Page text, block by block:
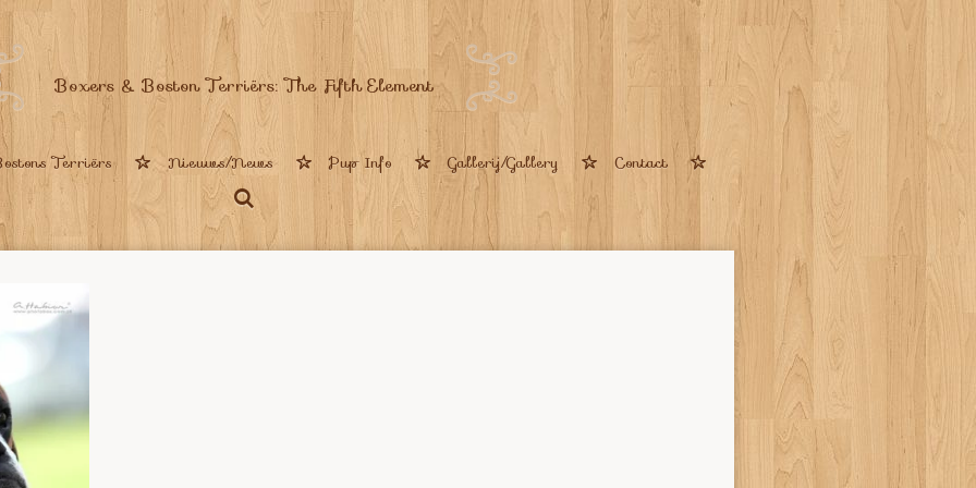
Boxers & Boston Terriërs: The Fifth Element
Terriërs Nieuws/News Pup Info Gallerij/Gallery Contact